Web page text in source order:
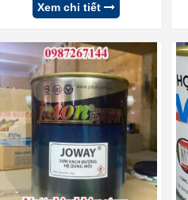
Xem chi tiết